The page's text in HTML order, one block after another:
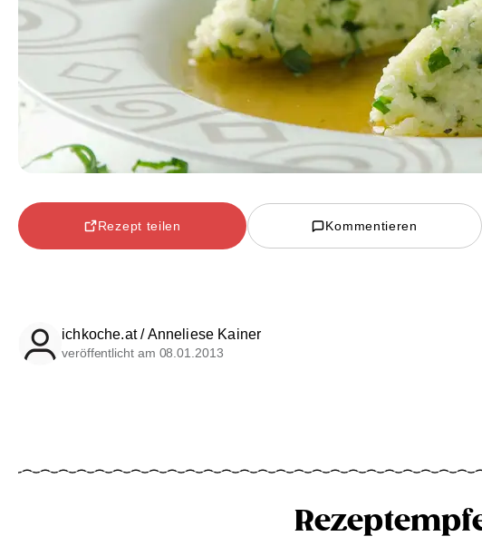
Rezept teilen Kommentieren
ichkoche.at / Anneliese Kainer
veröffentlicht am 08.01.2013